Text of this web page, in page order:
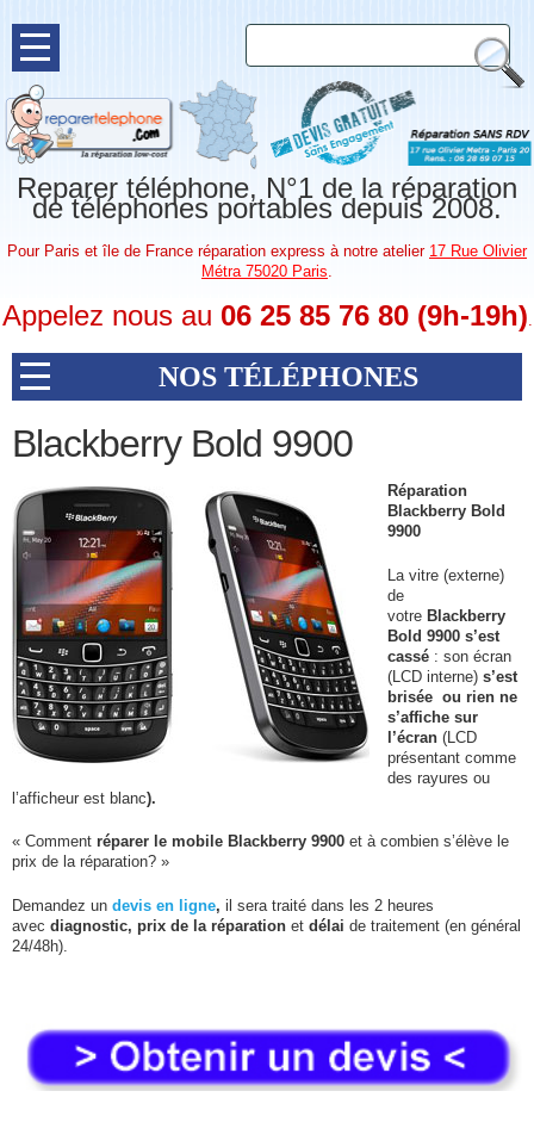
Reparer téléphone, N°1 de la réparation
de téléphones portables depuis 2008.
Pour Paris et île de France réparation express à notre atelier 17 Rue Olivier
Métra 75020 Paris.
Appelez nous au 06 25 85 76 80 (9h-19h)
NOS TÉLÉPHONES
Blackberry Bold 9900
Réparation
Blackberry Bold
9900
La vitre (externe)
de
votre Blackberry
Bold 9900 s’est
cassé : son écran
(LCD interne) s’est
brisée ou rien ne
s’affiche sur
l’écran (LCD
présentant comme
des rayures ou
l’afficheur est blanc).
« Comment réparer le mobile Blackberry 9900 et à combien s’élève le
prix de la réparation? »
Demandez un devis en ligne, il sera traité dans les 2 heures
avec diagnostic, prix de la réparation et délai de traitement (en général
24/48h).